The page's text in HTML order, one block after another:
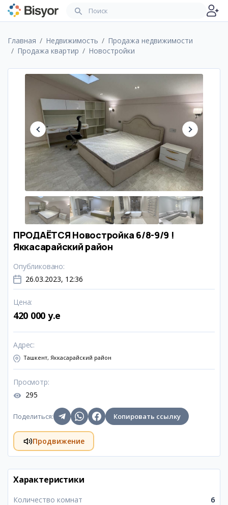
Главная Недвижимость
Продажа недвижимости
Продажа квартир
Новостройки
ПРОДАЁТСЯ Новостройка 6/8-9/9 !
Яккасарайский район
Опубликовано:
26.03.2023, 12:36
Цена:
420 000 y.e
Адрес:
Ташкент, Яккасарайский район
Просмотр:
295
Поделиться: Копировать ссылку
Продвижение
Характеристики
Количество комнат 6